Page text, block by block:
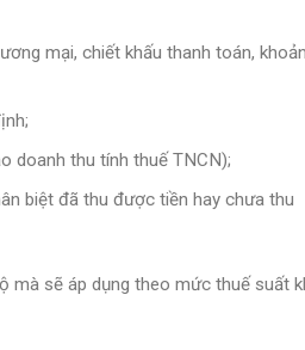
mại, chiết khấu thanh toán, khoản
doanh thu tính thuế TNCN);
biệt đã thu được tiền hay chưa thu
mà sẽ áp dụng theo mức thuế suất